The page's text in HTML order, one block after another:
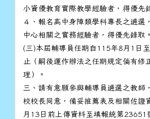
小資優教育實際教學經驗者，得優先
４、報名高中身障類學科專長之遴選
中心相關之實務經驗者，得優先錄取。
(三)本屆輔導員任期自115年8月1日
止（嗣後運作辦法之任期規定倘有修
理）。
三、請有意願參與輔導員遴選之教師
校校長同意，備妥推薦表及相關佐證
月13日前上傳資料至填報統第23651